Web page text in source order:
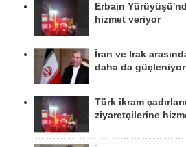
Erbain
hizmet veriyor
İran ve Irak
daha da güçleniyor
Türk ikram
ziyaretçilerine